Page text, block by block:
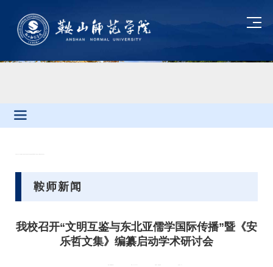
鞍师新闻
我校召开“文明互鉴与东北亚儒学国际传播”暨《安
乐哲文集》编纂启动学术研讨会